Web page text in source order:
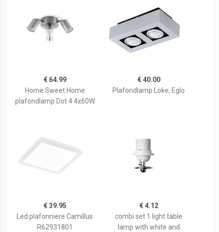
€ 64.99
Home Sweet Home
plafondlamp Dot 4 4x60W
€ 40.00
Plafondlamp Loke, Eglo
€ 39.95
Led plafonniere Camillus
R62931801
€ 4.12
combi set 1 light table
lamp with white and